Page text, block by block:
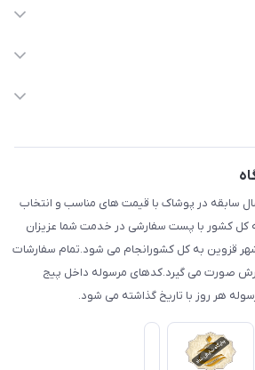
آرشیدا شاپ با ۲۰ سال سابقه در پوشاک با قیمت های مناسب و انتخاب
کل کشور با پست سفارشی در خدمت شما عزیزان
شهر قزوین به کل کشورانجام می شود.تمام سفارشات
صورت می گیرد.کدهای مرسوله داخل پیج
هر روز با تاریخ گذاشته می شود.